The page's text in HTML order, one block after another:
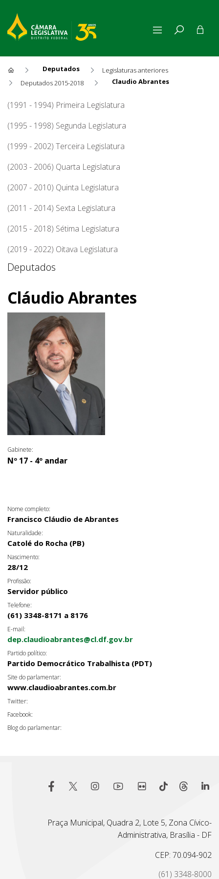
Deputados
Legislaturas anteriores
Deputados 2015-2018
Claudio Abrantes
Claudio Abrantes
(1991 - 1994) Primeira Legislatura
(1995 - 1998) Segunda Legislatura
(1999 - 2002) Terceira Legislatura
(2003 - 2006) Quarta Legislatura
(2007 - 2010) Quinta Legislatura
(2011 - 2014) Sexta Legislatura
(2015 - 2018) Sétima Legislatura
(2019 - 2022) Oitava Legislatura
Deputados
Cláudio Abrantes
Gabinete:
Nº 17 - 4º andar
Nome completo:
Francisco Cláudio de Abrantes
Naturalidade:
Catolé do Rocha (PB)
Nascimento:
28/12
Profissão:
Servidor público
Telefone:
(61) 3348-8171 a 8176
E-mail:
dep.claudioabrantes@cl.df.gov.br
Partido político:
Partido Democrático Trabalhista (PDT)
Site do parlamentar:
www.claudioabrantes.com.br
Twitter:
Facebook:
Blog do parlamentar:
Praça Municipal, Quadra 2, Lote 5, Zona Cívico-
Administrativa, Brasília - DF
CEP: 70.094-902
(61) 3348-8000